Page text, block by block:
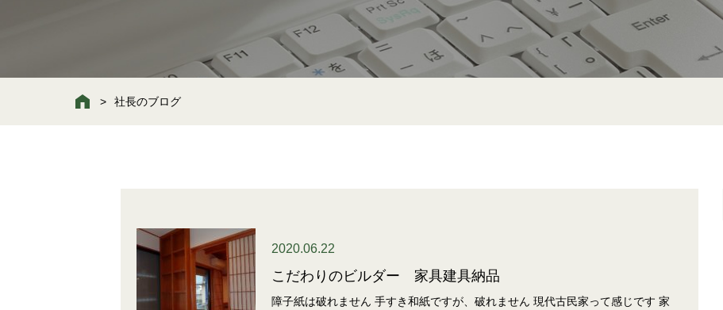
社長のブログ
2020.06.22
こだわりのビルダー 家具建具納品
障子紙は破れません 手すき和紙ですが、破れません 現代古民家って感じです 家